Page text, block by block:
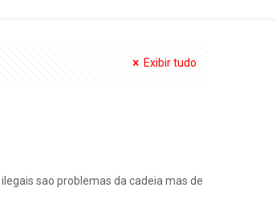
Exibir tudo
sao problemas da cadeia mas de